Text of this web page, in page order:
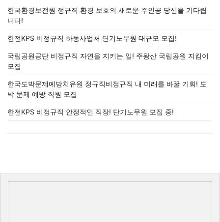
한국환경보전원 정규직 환경 보호의 새로운 주인공 당신을 기다립
니다!
한전KPS 비정규직 하동사업처 단기노무원 대규모 모집!
국립공원공단 비정규직 자연을 지키는 일! 주왕산 국립공원 지킴이
모집
한국도박문제예방치유원 정규직비정규직 내 미래를 바꿀 기회! 도
박 문제 예방 직원 모집
한전KPS 비정규직 안정적인 직장! 단기노무원 모집 중!